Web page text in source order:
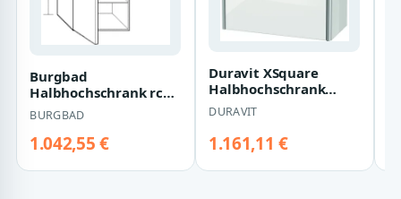
Burgbad
Halbhochschrank rc40
Dunkelgrau
Hochglanz/Schilf
Ultramatt, UH…
BURGBAD
1.042,55 €
Duravit XSquare
Halbhochschrank
Weiß Hochglanz
500x236x896 mm -
XS1303…
DURAVIT
1.161,11 €